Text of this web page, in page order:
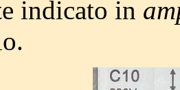
indicato in